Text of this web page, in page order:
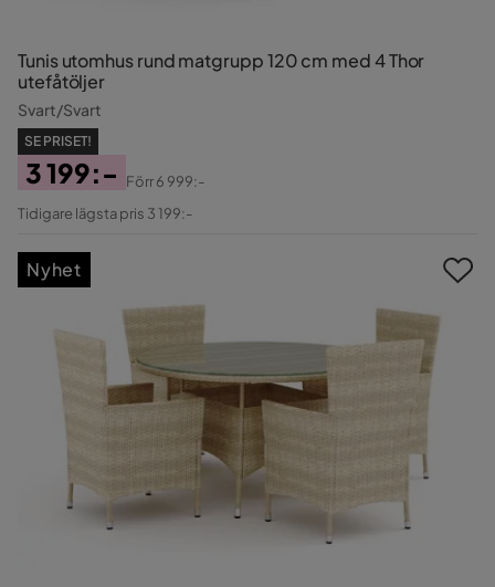
Tunis utomhus rund matgrupp 120 cm med 4 Thor
utefåtöljer
Svart/Svart
SE PRISET!
Pris
3 199:-
Original
Förr6 999:-
Tidigare lägsta pris 3 199:-
Nyhet